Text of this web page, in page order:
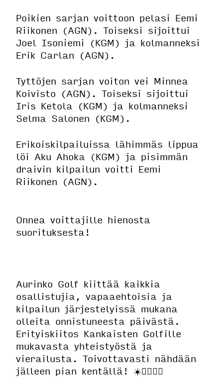
Poikien sarjan voittoon pelasi Eemi
Riikonen (AGN). Toiseksi sijoittui
Joel Isoniemi (KGM) ja kolmanneksi
Erik Carlan (AGN).
Tyttöjen sarjan voiton vei Minnea
Koivisto (AGN). Toiseksi sijoittui
Iris Ketola (KGM) ja kolmanneksi
Selma Salonen (KGM).
Erikoiskilpailuissa lähimmäs lippua
löi Aku Ahoka (KGM) ja pisimmän
draivin kilpailun voitti Eemi
Riikonen (AGN).
Onnea voittajille hienosta
suorituksesta!
Aurinko Golf kiittää kaikkia
osallistujia, vapaaehtoisia ja
kilpailun järjestelyissä mukana
olleita onnistuneesta päivästä.
Erityiskiitos Kankaisten Golfille
mukavasta yhteistyöstä ja
vierailusta. Toivottavasti nähdään
jälleen pian kentällä! ☀️🏌️‍♀️🏌️‍♂️